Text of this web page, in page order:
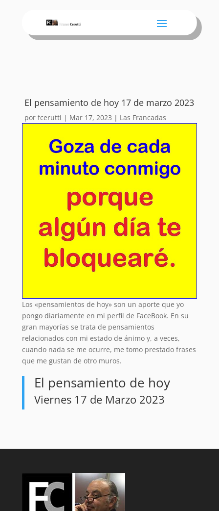
El pensamiento de hoy 17 de marzo 2023
porfcerutti | Mar 17, 2023 | Las Francadas
Los «pensamientos de hoy» son un aporte que yo
pongo diariamente en mi perfil de FaceBook. En su
gran mayorías se trata de pensamientos
relacionados con mi estado de ánimo y, a veces,
cuando nada se me ocurre, me tomo prestado frases
que me gustan de otro muros.
El pensamiento de hoy
Viernes 17 de Marzo 2023